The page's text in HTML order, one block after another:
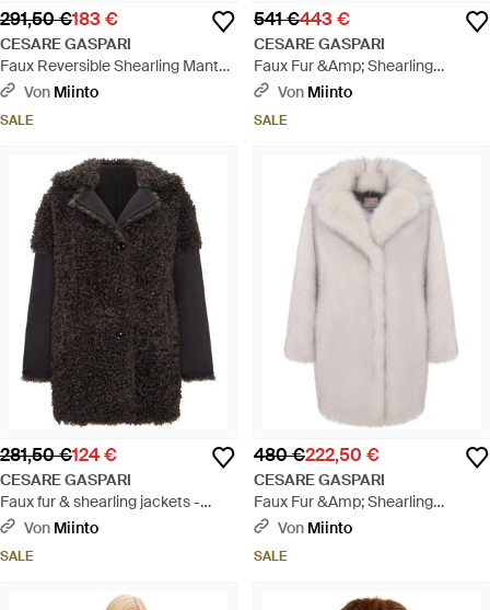
291,50 €183 €
CESARE GASPARI
Faux Reversible Shearling Mantel
Mit Gürtel - Braun
Von Miinto
SALE
541 €443 €
CESARE GASPARI
Faux Fur &Amp; Shearling
Jackets - Braun
Von Miinto
SALE
281,50 €124 €
CESARE GASPARI
Faux fur & shearling jackets -
Schwarz
Von Miinto
SALE
480 €222,50 €
CESARE GASPARI
Faux Fur &Amp; Shearling
Jackets - Weiß
Von Miinto
SALE